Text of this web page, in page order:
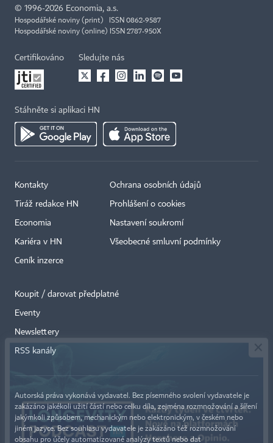
© 1996-2026 Economia, a.s.
Hospodářské noviny (print) ISSN 0862-9587
Hospodářské noviny (online) ISSN 2787-950X
Certifikováno Sledujte nás
Stáhněte si aplikaci HN
Kontakty
Tiráž redakce HN
Economia
Kariéra v HN
Ceník inzerce
Ochrana osobních údajů
Prohlášení o cookies
Nastavení soukromí
Všeobecné smluvní podmínky
Koupit / darovat předplatné
Eventy
Newslettery
RSS kanály
Autorská práva vykonává vydavatel. Bez písemného svolení vydavatele je
zakázáno jakékoli užití částí nebo celku díla, zejména rozmnožování a šíření
jakýmkoli způsobem, mechanickým nebo elektronickým, v českém nebo
jiném jazyce. Bez souhlasu vydavatele je zakázáno též rozmnožování
obsahu pro účely automatizované analýzy textů nebo dat